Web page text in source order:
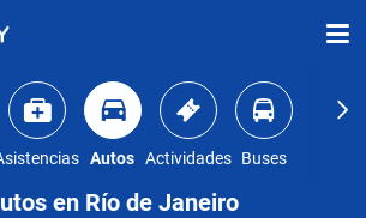
Autos Actividades Buses
en Río de Janeiro